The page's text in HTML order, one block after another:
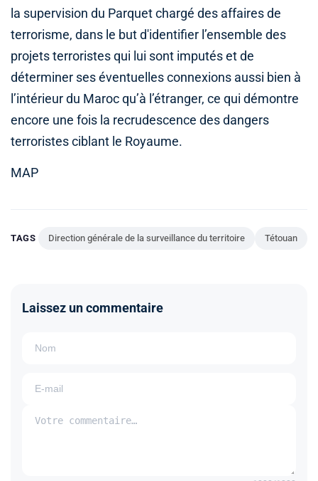
la supervision du Parquet chargé des affaires de
terrorisme, dans le but d'identifier l’ensemble des
projets terroristes qui lui sont imputés et de
déterminer ses éventuelles connexions aussi bien à
l’intérieur du Maroc qu’à l’étranger, ce qui démontre
encore une fois la recrudescence des dangers
terroristes ciblant le Royaume.
MAP
TAGS Direction générale de la surveillance du territoire Tétouan
Laissez un commentaire